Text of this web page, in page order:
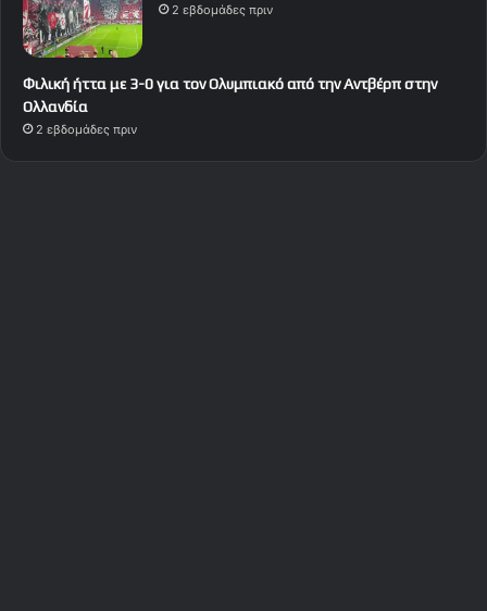
2 εβδομάδες πριν
Φιλική ήττα με 3-0 για τον Ολυμπιακό από την Αντβέρπ στην
Ολλανδία
2 εβδομάδες πριν